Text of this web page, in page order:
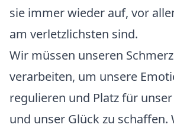
sie immer wieder auf, vor
am verletzlichsten sind.
Wir müssen unseren
verarbeiten, um unsere
regulieren und Platz für
und unser Glück zu schaffen.